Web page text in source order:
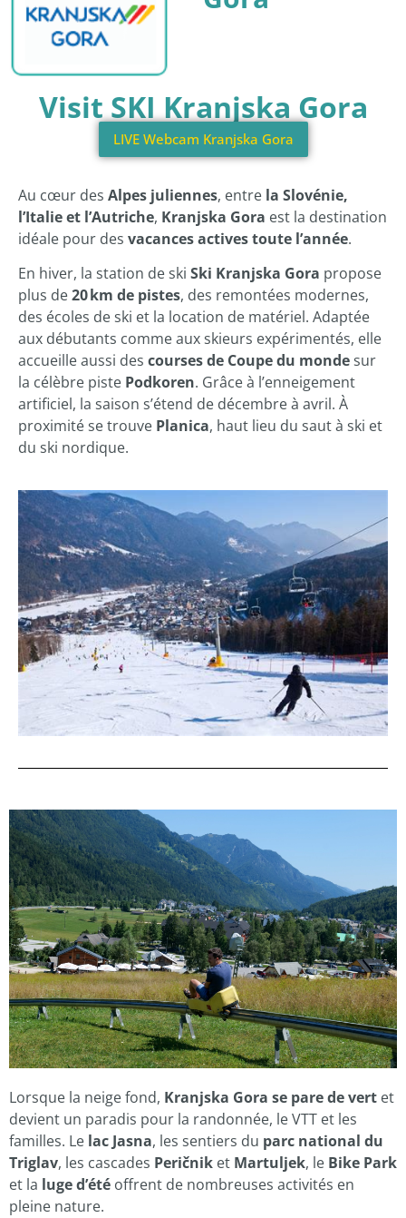
Visit SKI Kranjska Gora
LIVE Webcam Kranjska Gora
Au cœur des Alpes juliennes, entre la Slovénie,
l’Italie et l’Autriche, Kranjska Gora est la destination
idéale pour des vacances actives toute l’année.
En hiver, la station de ski Ski Kranjska Gora propose
plus de20 km de pistes, des remontées modernes,
des écoles de ski et la location de matériel. Adaptée
aux débutants comme aux skieurs expérimentés, elle
accueille aussi des courses de Coupe du mondesur
la célèbre piste Podkoren. Grâce à l’enneigement
artificiel, la saison s’étend de décembre à avril. À
proximité se trouve Planica, haut lieu du saut à ski et
du ski nordique.
Lorsque la neige fond, Kranjska Gora se pare de vert et
devient un paradis pour la randonnée, le VTT et les
familles. Le lac Jasna, les sentiers du parc national du
Triglav, les cascades Peričnik et Martuljek, le Bike Park
et la luge d’été offrent de nombreuses activités en
pleine nature.